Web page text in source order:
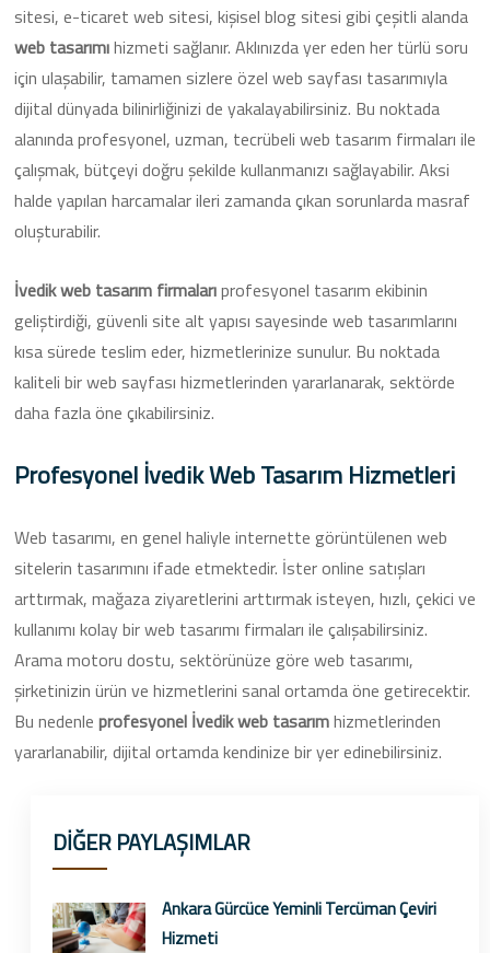
sitesi, e-ticaret web sitesi, kişisel blog sitesi gibi çeşitli alanda
web tasarımıhizmeti sağlanır. Aklınızda yer eden her türlü soru
için ulaşabilir, tamamen sizlere özel web sayfası tasarımıyla
dijital dünyada bilinirliğinizi de yakalayabilirsiniz. Bu noktada
alanında profesyonel, uzman, tecrübeli web tasarım firmaları ile
çalışmak, bütçeyi doğru şekilde kullanmanızı sağlayabilir. Aksi
halde yapılan harcamalar ileri zamanda çıkan sorunlarda masraf
oluşturabilir.
İvedik web tasarım firmalarıprofesyonel tasarım ekibinin
geliştirdiği, güvenli site alt yapısı sayesinde web tasarımlarını
kısa sürede teslim eder, hizmetlerinize sunulur. Bu noktada
kaliteli bir web sayfası hizmetlerinden yararlanarak, sektörde
daha fazla öne çıkabilirsiniz.
Profesyonel İvedik Web Tasarım Hizmetleri
Web tasarımı, en genel haliyle internette görüntülenen web
sitelerin tasarımını ifade etmektedir. İster online satışları
arttırmak, mağaza ziyaretlerini arttırmak isteyen, hızlı, çekici ve
kullanımı kolay bir web tasarımı firmaları ile çalışabilirsiniz.
Arama motoru dostu, sektörünüze göre web tasarımı,
şirketinizin ürün ve hizmetlerini sanal ortamda öne getirecektir.
Bu nedenle profesyonel İvedik web tasarımhizmetlerinden
yararlanabilir, dijital ortamda kendinize bir yer edinebilirsiniz.
DİĞER PAYLAŞIMLAR
Ankara Gürcüce Yeminli Tercüman Çeviri
Hizmeti